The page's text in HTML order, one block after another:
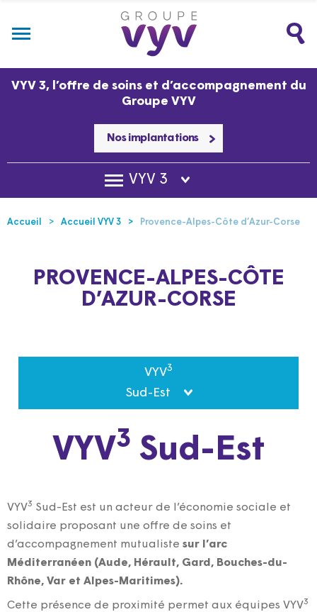
VYV 3, l’offre de soins et d’accompagnement du
Groupe VYV
Nos implantations
VYV 3
Accueil Accueil VYV 3 Provence-Alpes-Côte d’Azur-Corse
PROVENCE-ALPES-CÔTE
D’AZUR-CORSE
VYV3
Sud-Est
VYV3 Sud-Est
VYV3 Sud-Est est un acteur de l’économie sociale et
solidaire proposant une offre de soins et
d’accompagnement mutualiste sur l’arc
Méditerranéen (Aude, Hérault, Gard, Bouches-du-
Rhône, Var et Alpes-Maritimes).
Cette présence de proximité permet aux équipes VYV3